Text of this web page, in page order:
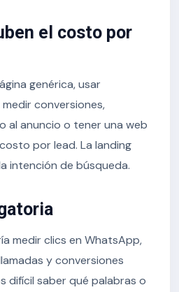
el costo por
genérica, usar
conversiones,
al anuncio o tener una web
por lead. La landing
intención de búsqueda.
medir clics en WhatsApp,
y conversiones
difícil saber qué palabras o